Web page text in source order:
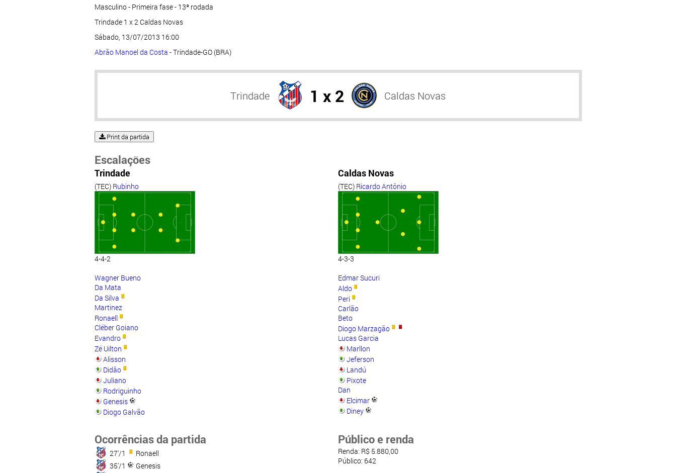
Masculino - Primeira fase - 13ª rodada
Trindade 1 x 2 Caldas Novas
Sábado, 13/07/2013 16:00
Abrão Manoel da Costa - Trindade-GO (BRA)
Trindade 1 x 2 Caldas Novas
Print da partida
Escalações
Trindade
(TEC) Rubinho
4-4-2
Wagner Bueno
Da Mata
Da Silva
Martinez
Ronaell
Cléber Goiano
Evandro
Zé Uilton
Alisson
Didão
Juliano
Rodriguinho
Genesis
Diogo Galvão
Caldas Novas
(TEC) Ricardo Antônio
4-3-3
Edmar Sucuri
Aldo
Peri
Carlão
Beto
Diogo Marzagão
Lucas Garcia
Marllon
Jeferson
Landú
Pixote
Dan
Elcimar
Diney
Ocorrências da partida
27'/1
Ronaell
35'/1
Genesis
Público e renda
Renda: R$ 5.880,00
Público: 642